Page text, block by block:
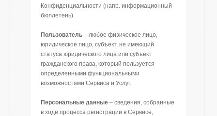
Конфиденциальности (напр. информационный
бюллетень)
Пользователь – любое физическое лицо,
юридическое лицо, субъект, не имеющий
статуса юридического лица или субъект
гражданского права, который пользуется
определенными функциональными
возможностями Сервиса и Услуг.
Персональные данные – сведения, собранные
в ходе процесса регистрации в Сервисе,